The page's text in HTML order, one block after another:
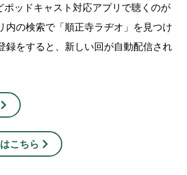
ポッドキャスト対応アプリで聴くのが
内の検索で「順正寺ラヂオ」を見つけ
録をすると、新しい回が自動配信され
こちら